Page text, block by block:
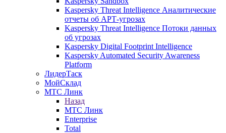
Kaspersky Threat Intelligence Аналитические
отчеты об АРТ-угрозах
Kaspersky Threat Intelligence Потоки данных
об угрозах
Kaspersky Digital Footprint Intelligence
Kaspersky Automated Security Awareness
Platform
ЛидерТаск
МойСклад
МТС Линк
Назад
МТС Линк
Enterprise
Total